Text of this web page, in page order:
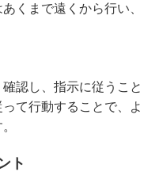
くまで遠くから行い、
認し、指示に従うこと
て行動することで、よ
ト